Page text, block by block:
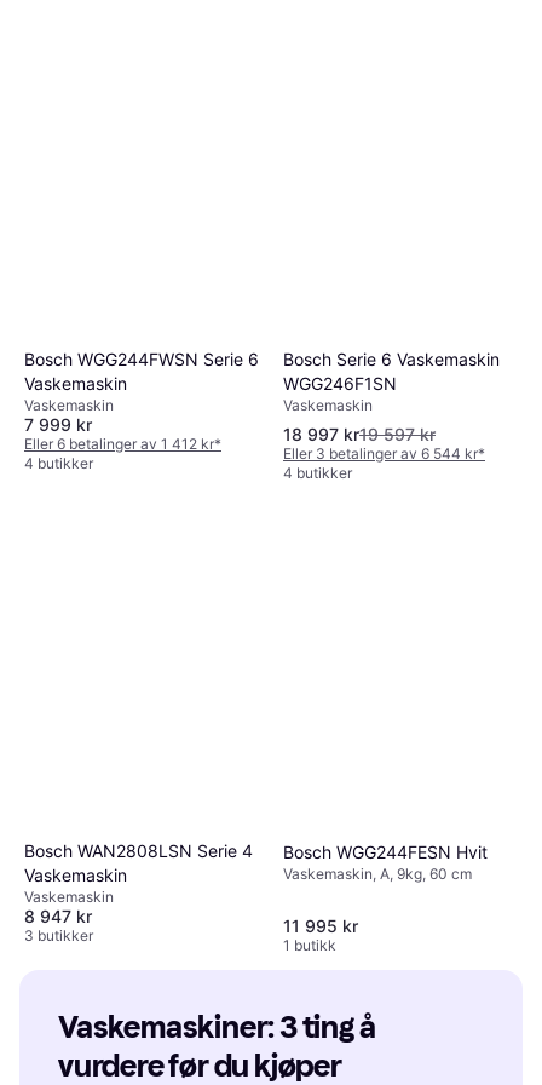
Bosch WGG244FWSN Serie 6
Vaskemaskin
Vaskemaskin
7 999 kr
Eller 6 betalinger av 1 412 kr*
4 butikker
Bosch Serie 6 Vaskemaskin
WGG246F1SN
Vaskemaskin
18 997 kr19 597 kr
Eller 3 betalinger av 6 544 kr*
4 butikker
Bosch WAN2808LSN Serie 4
Vaskemaskin
Vaskemaskin
8 947 kr
3 butikker
Bosch WGG244FESN Hvit
Vaskemaskin, A, 9kg, 60 cm
11 995 kr
1 butikk
Vaskemaskiner: 3 ting å
vurdere før du kjøper